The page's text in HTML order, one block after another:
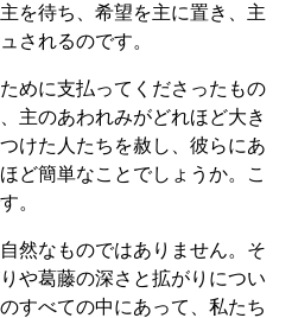
を待ち、希望を主に置き、主
されるのです。
めに支払ってくださったもの
主のあわれみがどれほど大き
けた人たちを赦し、彼らにあ
ど簡単なことでしょうか。こ
。
然なものではありません。そ
や葛藤の深さと拡がりについ
すべての中にあって、私たち